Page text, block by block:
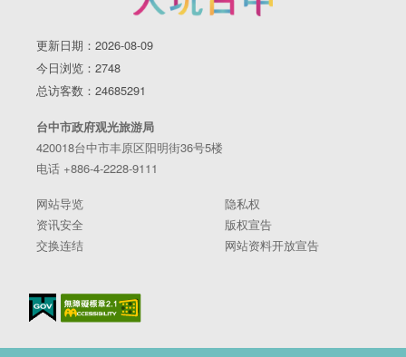
更新日期：2026-08-09
今日浏览：2748
总访客数：24685291
台中市政府观光旅游局
420018台中市丰原区阳明街36号5楼
电话 +886-4-2228-9111
网站导览
隐私权
资讯安全
版权宣告
交换连结
网站资料开放宣告